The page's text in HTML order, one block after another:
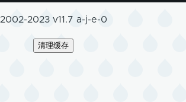
2002-2023 v11.7 a-j-e-0